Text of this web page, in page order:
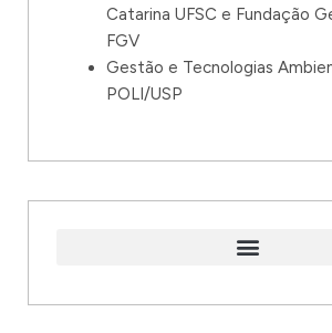
Catarina UFSC e Fundação
FGV
Gestão e Tecnologias
POLI/USP